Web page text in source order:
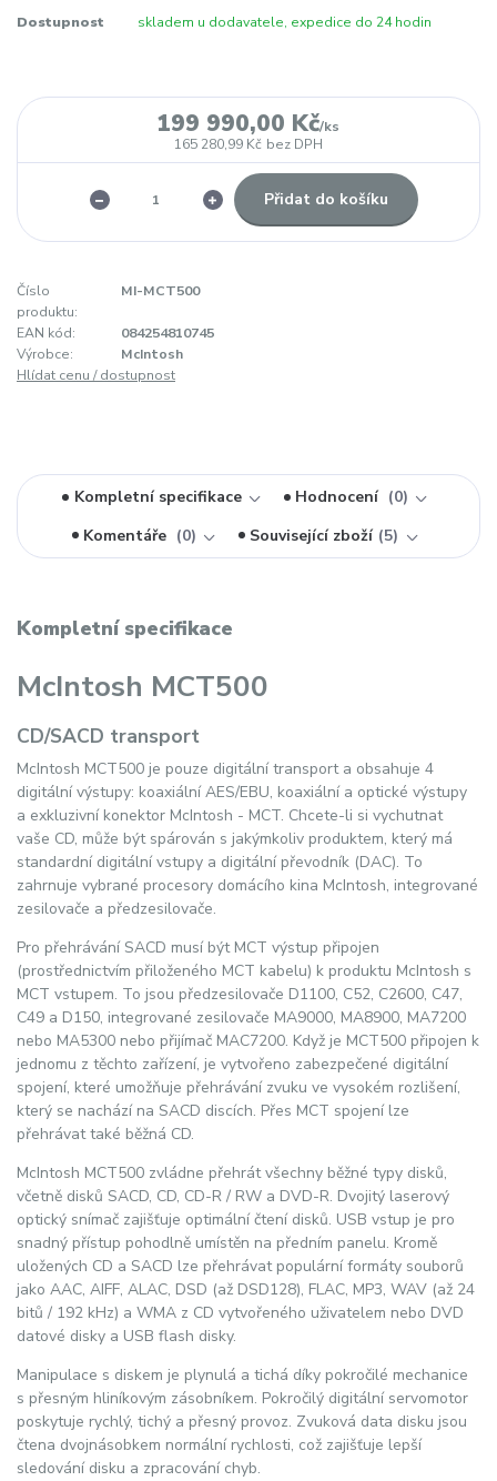
Dostupnost skladem u dodavatele, expedice do 24 hodin
199 990,00 Kč/ks
165 280,99 Kč bez DPH
Přidat do košíku
Číslo
produktu:
MI-MCT500
EAN kód:
084254810745
Výrobce:
McIntosh
Hlídat cenu / dostupnost
Kompletní specifikace Hodnocení
0
Komentáře
0 Související zboží 5
Kompletní specifikace
McIntosh MCT500
CD/SACD transport
McIntosh MCT500 je pouze digitální transport a obsahuje 4
digitální výstupy: koaxiální AES/EBU, koaxiální a optické výstupy
a exkluzivní konektor McIntosh - MCT. Chcete-li si vychutnat
vaše CD, může být spárován s jakýmkoliv produktem, který má
standardní digitální vstupy a digitální převodník (DAC). To
zahrnuje vybrané procesory domácího kina McIntosh, integrované
zesilovače a předzesilovače.
Pro přehrávání SACD musí být MCT výstup připojen
(prostřednictvím přiloženého MCT kabelu) k produktu McIntosh s
MCT vstupem. To jsou předzesilovače D1100, C52, C2600, C47,
C49 a D150, integrované zesilovače MA9000, MA8900, MA7200
nebo MA5300 nebo přijímač MAC7200. Když je MCT500 připojen k
jednomu z těchto zařízení, je vytvořeno zabezpečené digitální
spojení, které umožňuje přehrávání zvuku ve vysokém rozlišení,
který se nachází na SACD discích. Přes MCT spojení lze
přehrávat také běžná CD.
McIntosh MCT500 zvládne přehrát všechny běžné typy disků,
včetně disků SACD, CD, CD-R / RW a DVD-R. Dvojitý laserový
optický snímač zajišťuje optimální čtení disků. USB vstup je pro
snadný přístup pohodlně umístěn na předním panelu. Kromě
uložených CD a SACD lze přehrávat populární formáty souborů
jako AAC, AIFF, ALAC, DSD (až DSD128), FLAC, MP3, WAV (až 24
bitů / 192 kHz) a WMA z CD vytvořeného uživatelem nebo DVD
datové disky a USB flash disky.
Manipulace s diskem je plynulá a tichá díky pokročilé mechanice
s přesným hliníkovým zásobníkem. Pokročilý digitální servomotor
poskytuje rychlý, tichý a přesný provoz. Zvuková data disku jsou
čtena dvojnásobkem normální rychlosti, což zajišťuje lepší
sledování disku a zpracování chyb.